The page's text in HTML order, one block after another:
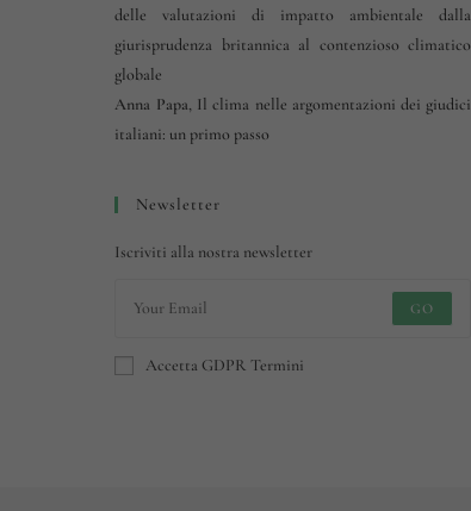
delle valutazioni di impatto ambientale dalla
giurisprudenza britannica al contenzioso climatico
globale
Anna Papa, Il clima nelle argomentazioni dei giudici
italiani: un primo passo
Newsletter
Iscriviti alla nostra newsletter
GO
Accetta GDPR Termini